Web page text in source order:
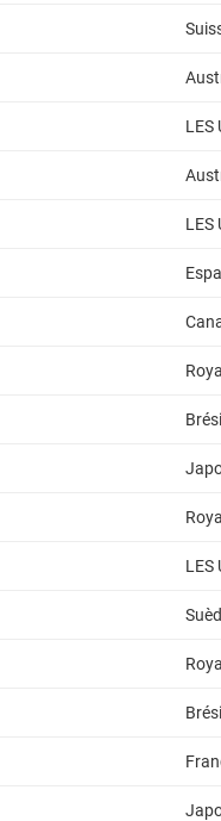
LES
LES
Brésil
LES
Brésil